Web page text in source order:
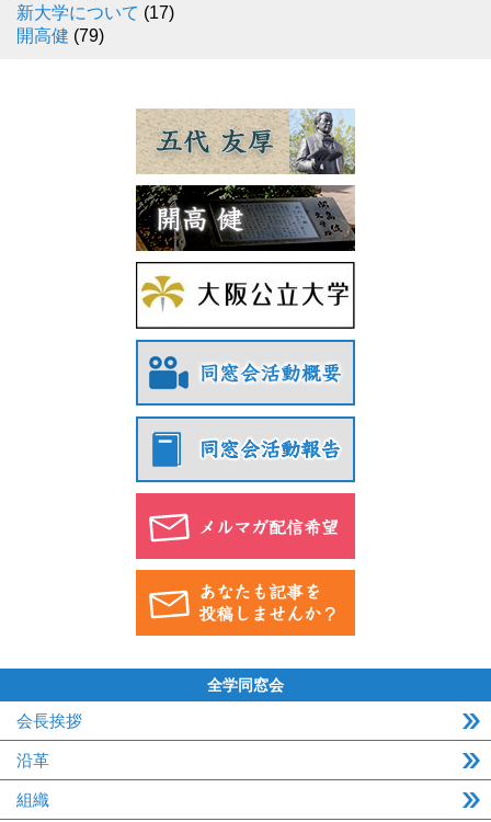
新大学について (17)
開高健 (79)
全学同窓会
会長挨拶
沿革
組織